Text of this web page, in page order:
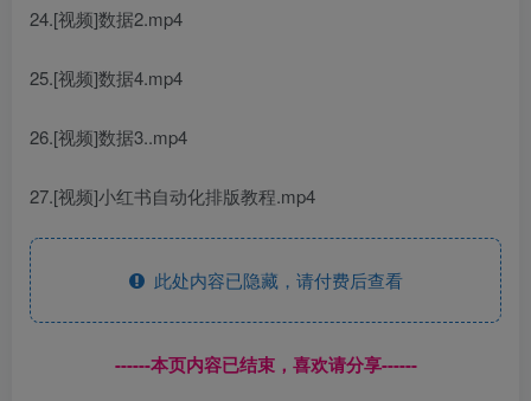
24.[视频]数据2.mp4
25.[视频]数据4.mp4
26.[视频]数据3..mp4
27.[视频]小红书自动化排版教程.mp4
此处内容已隐藏，请付费后查看
------本页内容已结束，喜欢请分享------